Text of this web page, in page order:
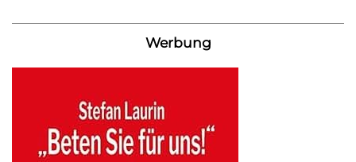
Werbung